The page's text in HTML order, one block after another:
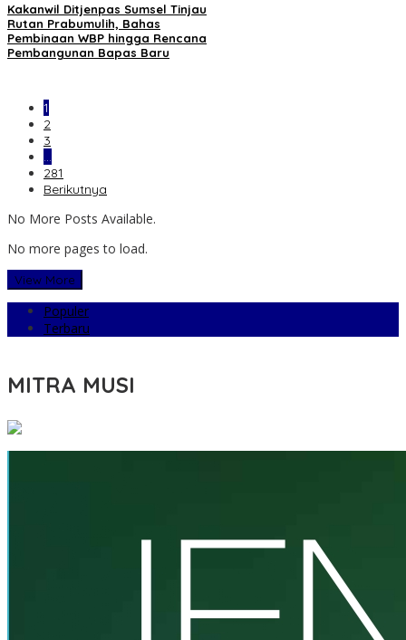
Kakanwil Ditjenpas Sumsel Tinjau
Rutan Prabumulih, Bahas
Pembinaan WBP hingga Rencana
Pembangunan Bapas Baru
1
2
3
…
281
Berikutnya
No More Posts Available.
No more pages to load.
View More
Populer
Terbaru
MITRA MUSI